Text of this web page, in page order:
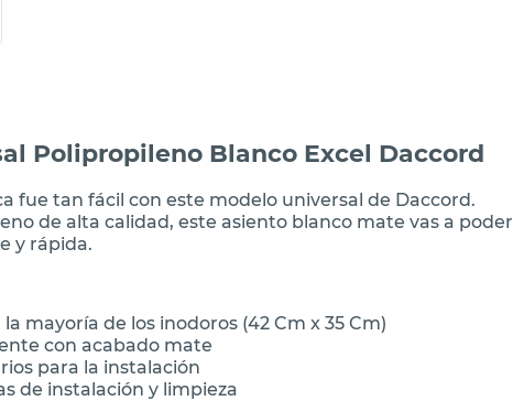
Polipropileno Blanco Excel Daccord
fue tan fácil con este modelo universal de Daccord.
de alta calidad, este asiento blanco mate vas a poder
y rápida.
mayoría de los inodoros (42 Cm x 35 Cm)
con acabado mate
para la instalación
de instalación y limpieza